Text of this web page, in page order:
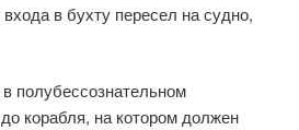
в бухту пересел на судно,
полубес­со­зна­тельном
корабля, на котором должен